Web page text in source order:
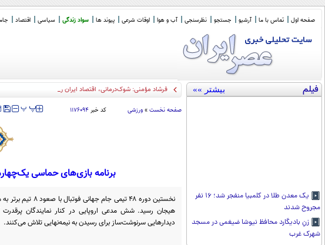
صفحه اول تماس با ما آرشیو جستجو نظرسنجی آب و هوا اوقات شرعی پیوند ها سواد زندگی سیاسی اقتصاد
فیلم بیشتر »»
یک معدن طلا در کلمبیا منفجر شد؛ ۱۶ نفر
مجروح شدند
زنِ بادیگارد محافظ نیوشا ضیغمی در مسجد
شهرک غرب
فرشاد مؤمنی: شوک‌درمانی، اقتصاد ایران را به بهشت مافیا و
صفحه نخست » ورزشی کد خبر ۱۱۷۶۰۹۴ ‍‍‍ پ پ
برنامه بازی‌های حماسی
نخستین دوره ۴۸ تیمی
هیجان رسید. شش مدعی اروپایی در کنار نمایندگان پرقدرت
دیدارهایی سرنوشت‌ساز برای رسیدن به نیمه‌نهایی تلاش می‌کنند.